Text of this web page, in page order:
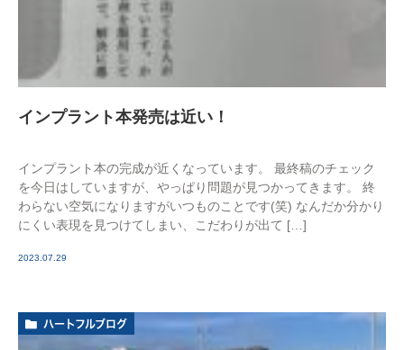
インプラント本発売は近い！
インプラント本の完成が近くなっています。 最終稿のチェック
を今日はしていますが、やっぱり問題が見つかってきます。 終
わらない空気になりますがいつものことです(笑) なんだか分かり
にくい表現を見つけてしまい、こだわりが出て […]
2023.07.29
ハートフルブログ